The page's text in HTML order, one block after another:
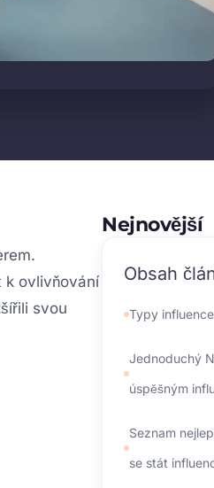
k ovlivňování
svou
Nejnovější
Obsah
Typy
Jednoduchý
úspěšným
Seznam
se stát